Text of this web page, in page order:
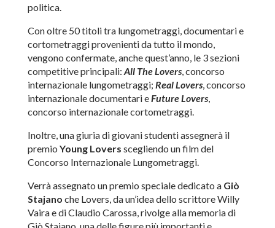
politica.
Con oltre 50 titoli tra lungometraggi, documentari e
cortometraggi provenienti da tutto il mondo,
vengono confermate, anche quest’anno, le 3 sezioni
competitive principali: All The Lovers, concorso
internazionale lungometraggi; Real Lovers, concorso
internazionale documentari eFuture Lovers,
concorso internazionale cortometraggi.
Inoltre, una giuria di giovani studenti assegnerà il
premio Young Lovers scegliendo un film del
Concorso Internazionale Lungometraggi.
Verrà assegnato un premio speciale dedicato a Giò
Stajano che Lovers, da un’idea dello scrittore Willy
Vaira e di Claudio Carossa, rivolge alla memoria di